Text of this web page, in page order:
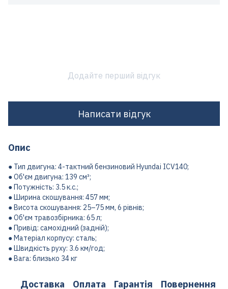
Додайте перший відгук
Написати відгук
Опис
● Тип двигуна: 4-тактний бензиновий Hyundai ICV140;
● Об'єм двигуна: 139 см³;
● Потужність: 3.5 к.с.;
● Ширина скошування: 457 мм;
● Висота скошування: 25–75 мм, 6 рівнів;
● Об'єм травозбірника: 65 л;
● Привід: самохідний (задній);
● Матеріал корпусу: сталь;
● Швидкість руху: 3.6 км/год;
● Вага: близько 34 кг
Доставка Оплата Гарантія Повернення